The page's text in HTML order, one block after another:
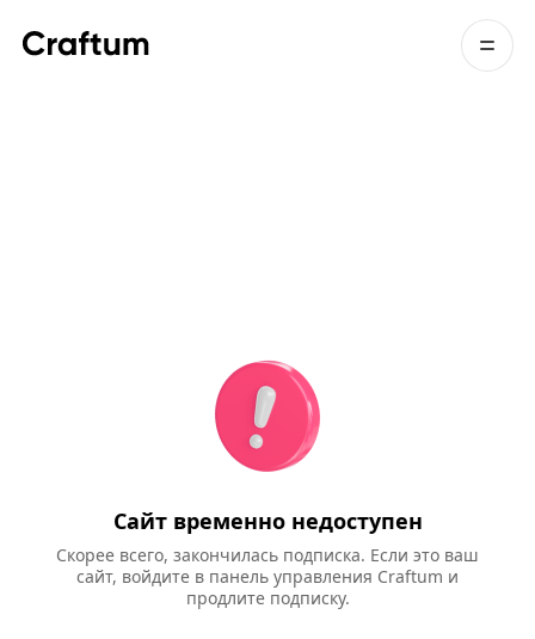
Сайт временно недоступен
Скорее всего, закончилась подписка. Если это ваш
сайт, войдите в панель управления Craftum и
продлите подписку.